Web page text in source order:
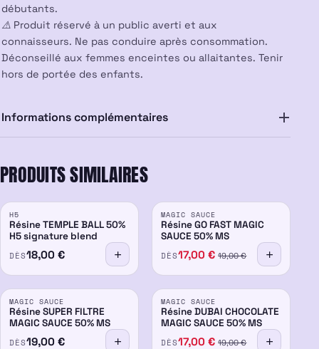
débutants.
⚠️ Produit réservé à un public averti et aux
connaisseurs. Ne pas conduire après consommation.
Déconseillé aux femmes enceintes ou allaitantes. Tenir
hors de portée des enfants.
Informations complémentaires
PRODUITS SIMILAIRES
50%
H5
Résine TEMPLE BALL 50%
H5 signature blend
DÈS18,00€
50%
MAGIC SAUCE
Résine GO FAST MAGIC
SAUCE 50% MS
DÈS17,00€ 19,00€
50%
MAGIC SAUCE
Résine SUPER FILTRE
MAGIC SAUCE 50% MS
DÈS19,00€
50%
PROMO
MAGIC SAUCE
Résine DUBAI CHOCOLATE
MAGIC SAUCE 50% MS
DÈS17,00€ 19,00€